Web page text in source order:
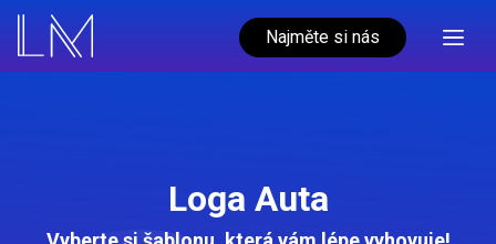
Najměte si nás
Loga Auta